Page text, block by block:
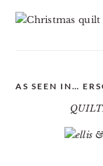
AS SEEN IN…